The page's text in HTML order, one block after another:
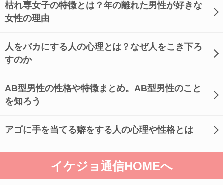
枯れ専女子の特徴とは？年の離れた男性が好きな
女性の理由
人をバカにする人の心理とは？なぜ人をこき下ろ
すのか
AB型男性の性格や特徴まとめ。AB型男性のこと
を知ろう
アゴに手を当てる癖をする人の心理や性格とは
イケジョ通信HOMEへ